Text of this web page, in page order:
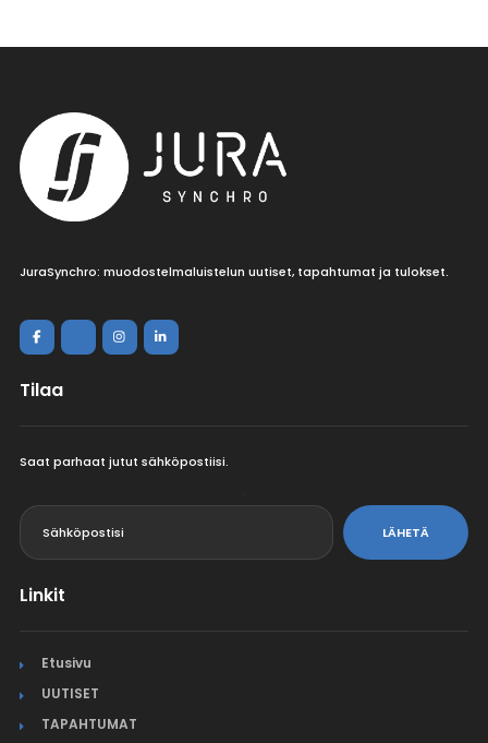
JuraSynchro: muodostelmaluistelun uutiset, tapahtumat ja tulokset.
Tilaa
Saat parhaat jutut sähköpostiisi.
LÄHETÄ
Linkit
Etusivu
UUTISET
TAPAHTUMAT